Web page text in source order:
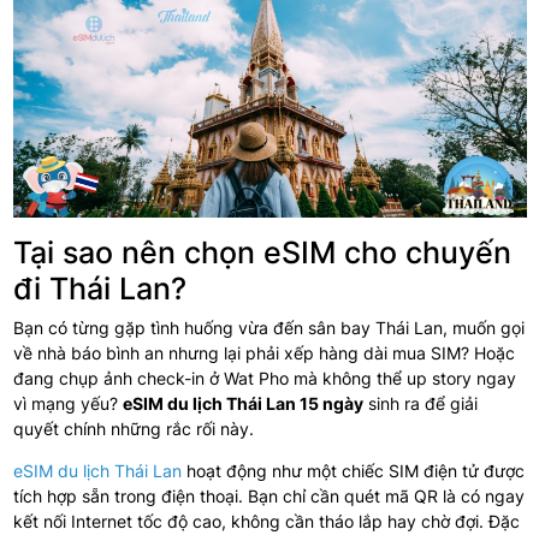
Tại sao nên chọn eSIM cho chuyến
đi Thái Lan?
Bạn có từng gặp tình huống vừa đến sân bay Thái Lan, muốn gọi
về nhà báo bình an nhưng lại phải xếp hàng dài mua SIM? Hoặc
đang chụp ảnh check-in ở Wat Pho mà không thể up story ngay
vì mạng yếu? eSIM du lịch Thái Lan 15 ngày sinh ra để giải
quyết chính những rắc rối này.
eSIM du lịch Thái Lanhoạt động như một chiếc SIM điện tử được
tích hợp sẵn trong điện thoại. Bạn chỉ cần quét mã QR là có ngay
kết nối Internet tốc độ cao, không cần tháo lắp hay chờ đợi. Đặc